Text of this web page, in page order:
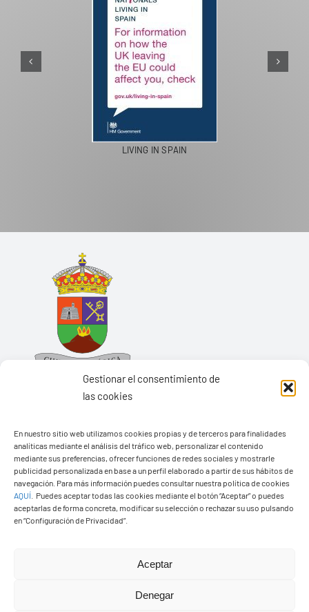
Gestionar el consentimiento de
las cookies
En nuestro sitio web utilizamos cookies propias y de terceros para finalidades
analíticas mediante el análisis del tráfico web, personalizar el contenido
mediante sus preferencias, ofrecer funciones de redes sociales y mostrarle
publicidad personalizada en base a un perfil elaborado a partir de sus hábitos de
navegación. Para más información puedes consultar nuestra política de cookies
AQUÍ
Puedes aceptar todas las cookies mediante el botón “Aceptar” o puedes
aceptarlas de forma concreta, modificar su selección o rechazar su uso pulsando
en “Configuración de Privacidad”.
Aceptar
Denegar
LIVING IN SPAIN
Ayuntamiento de Yaiza
Pza. de Los Remedios, 1
35570 – Yaiza
Tel:928 83 62 20
© Copyright2026 Ayuntamiento de Yaiza - Todos los